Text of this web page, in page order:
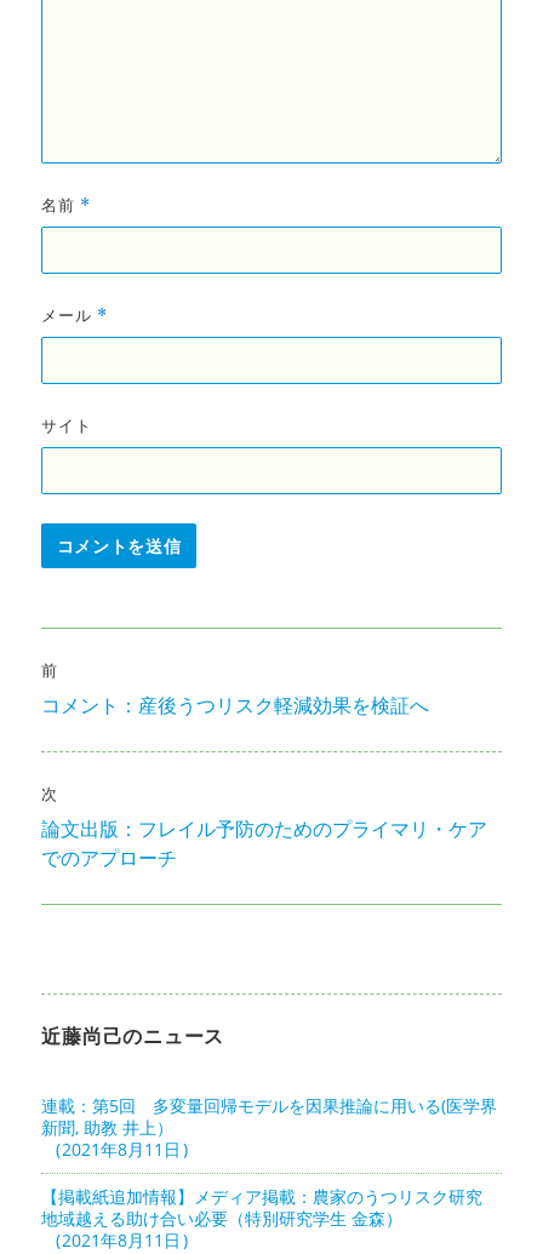
名前 *
メール *
サイト
稿
ビ
ゲ
ー
シ
ン
前
前
稿:
コメント：産後うつリスク軽減効果を検証へ
次
次
の
論文出版：フレイル予防のためのプライマリ・ケア
でのアプローチ
近藤尚己のニュース
連載：第5回 多変量回帰モデルを因果推論に用いる(医学界
新聞, 助教 井上）
2021年8月11日
【掲載紙追加情報】メディア掲載：農家のうつリスク研究
地域越える助け合い必要（特別研究学生 金森）
2021年8月11日